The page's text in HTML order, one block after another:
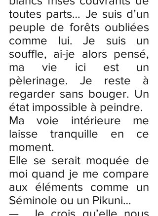
toutes parts… Je suis d’un
peuple de forêts oubliées
comme lui. Je suis un
souffle, ai-je alors pensé,
ma vie ici est un
pèlerinage. Je reste à
regarder sans bouger. Un
état impossible à peindre.
Ma voie intérieure me
laisse tranquille en ce
moment.
Elle se serait moquée de
moi quand je me compare
aux éléments comme un
Séminole ou un Pikuni…